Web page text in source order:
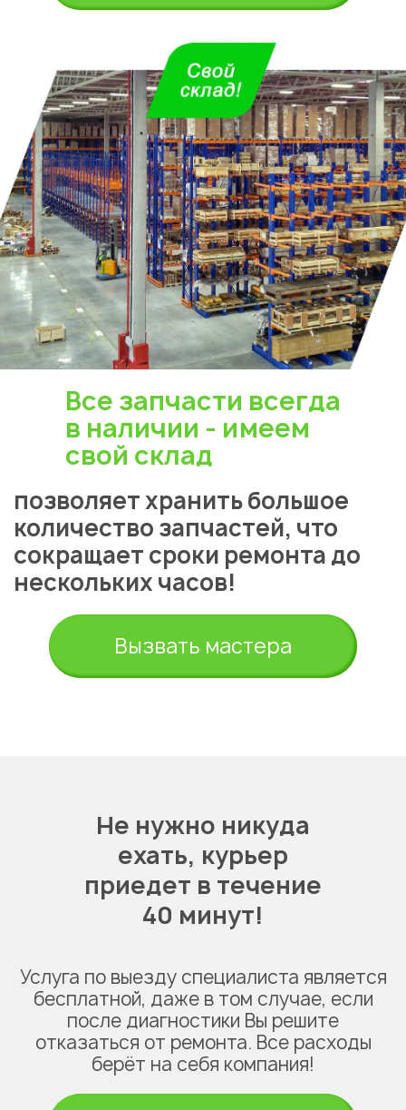
Все запчасти всегда
в наличии - имеем
свой склад
позволяет хранить большое
количество запчастей, что
сокращает сроки ремонта до
нескольких часов!
Вызвать мастера
Не нужно никуда
ехать, курьер
приедет в течение
40 минут!
Услуга по выезду специалиста является
бесплатной, даже в том случае, если
после диагностики Вы решите
отказаться от ремонта. Все расходы
берёт на себя компания!
Укажите из какого вы
города
Алматы